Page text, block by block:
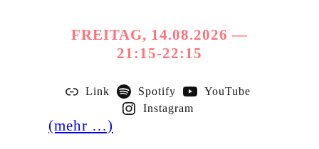
FREITAG, 14.08.2026 —
21:15-22:15
Link Spotify
YouTube
Instagram
(mehr …)